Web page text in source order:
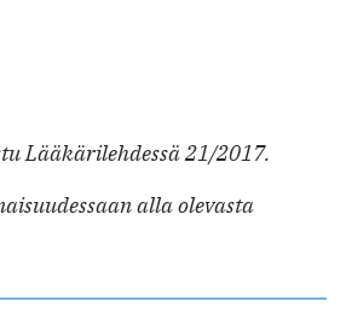
Lääkärilehdessä 21/2017.
alla olevasta